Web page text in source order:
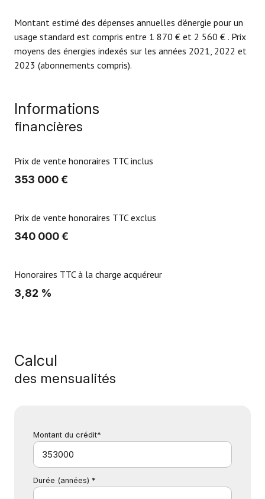
Montant estimé des dépenses annuelles d'énergie pour un
usage standard est compris entre 1 870 € et 2 560 € . Prix
moyens des énergies indexés sur les années 2021, 2022 et
2023 (abonnements compris).
Informations
financières
Prix de vente honoraires TTC inclus
353 000 €
Prix de vente honoraires TTC exclus
340 000 €
Honoraires TTC à la charge acquéreur
3,82 %
Calcul
des mensualités
Montant du crédit*
Durée (années) *